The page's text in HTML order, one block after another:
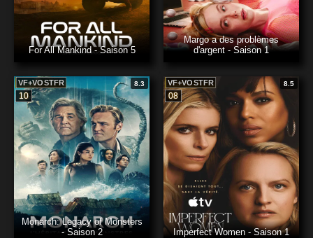
For All Mankind - Saison 5
Margo a des problèmes
d'argent - Saison 1
VF+VOSTFR 8.3
10
Monarch: Legacy of Monsters
- Saison 2
VF+VOSTFR 8.5
08
Imperfect Women - Saison 1